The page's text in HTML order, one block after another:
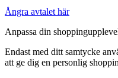
Ångra avtalet här
Anpassa din
Endast med ditt samtycke
att ge dig en personlig